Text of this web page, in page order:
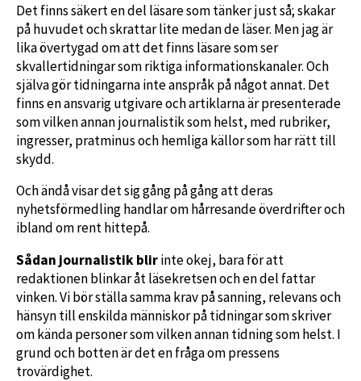
Det finns säkert en del läsare som tänker just så; skakar
på huvudet och skrattar lite medan de läser. Men jag är
lika övertygad om att det finns läsare som ser
skvallertidningar som riktiga informationskanaler. Och
själva gör tidningarna inte anspråk på något annat. Det
finns en ansvarig utgivare och artiklarna är presenterade
som vilken annan journalistik som helst, med rubriker,
ingresser, pratminus och hemliga källor som har rätt till
skydd.
Och ändå visar det sig gång på gång att deras
nyhetsförmedling handlar om hårresande överdrifter och
ibland om rent hittepå.
Sådan journalistik blirinte okej, bara för att
redaktionen blinkar åt läsekretsen och en del fattar
vinken. Vi bör ställa samma krav på sanning, relevans och
hänsyn till enskilda männi­skor på tidningar som skriver
om kända personer som vilken annan tidning som helst. I
grund och botten är det en fråga om pressens
trovärdighet.